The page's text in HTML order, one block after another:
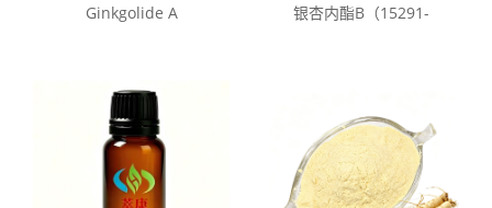
Ginkgolide A 银杏内酯B（15291-